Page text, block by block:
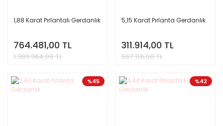
1,88 Karat Pırlantalı Gerdanlık
764.481,00 TL
1.389.964,00 TL
5,15 Karat Pırlanta Gerdanlık
311.914,00 TL
567.116,00 TL
%45 %42